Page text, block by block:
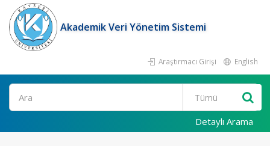
Akademik Veri Yönetim Sistemi
Araştırmacı Girişi English
Ara
Detaylı Arama